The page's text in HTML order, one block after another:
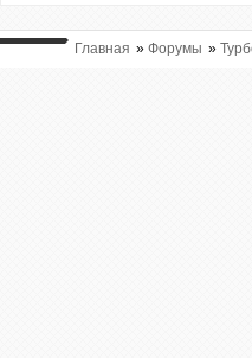
Главная » Форумы »